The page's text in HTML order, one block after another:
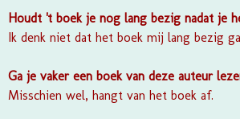
Houdt 't boek je nog lang bezig nadat je
Ik denk niet dat het boek mij lang bezig
Ga je vaker een boek van deze auteur
Misschien wel, hangt van het boek af.